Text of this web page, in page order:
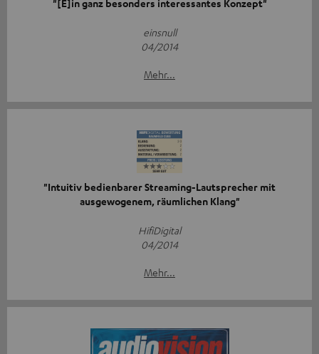
"[E]in ganz besonders interessantes Konzept"
einsnull
04/2014
Mehr...
"Intuitiv bedienbarer Streaming-Lautsprecher mit
ausgewogenem, räumlichen Klang"
HifiDigital
04/2014
Mehr...